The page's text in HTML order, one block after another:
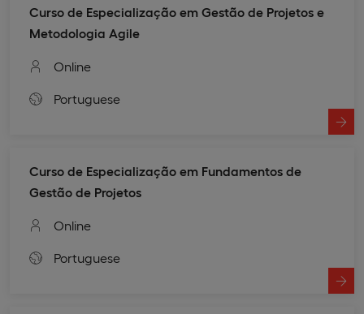
Curso de Especialização em Gestão de Projetos e
Metodologia Agile
Online
Portuguese
Curso de Especialização em Fundamentos de
Gestão de Projetos
Online
Portuguese